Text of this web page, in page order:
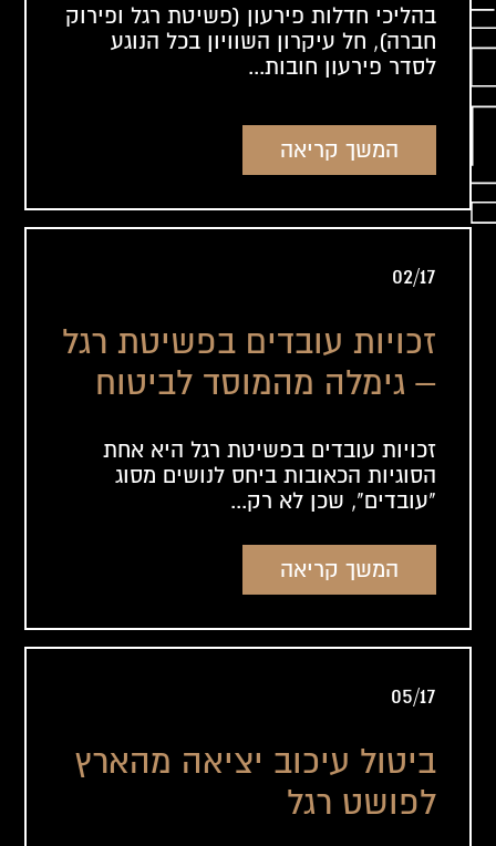
בהליכי חדלות פירעון (פשיטת רגל ופירוק
חברה), חל עיקרון השוויון בכל הנוגע
לסדר פירעון חובות...
המשך קריאה
02/17
זכויות עובדים בפשיטת רגל
– גימלה מהמוסד לביטוח
זכויות עובדים בפשיטת רגל היא אחת
הסוגיות הכאובות ביחס לנושים מסוג
"עובדים", שכן לא רק...
המשך קריאה
05/17
ביטול עיכוב יציאה מהארץ
לפושט רגל